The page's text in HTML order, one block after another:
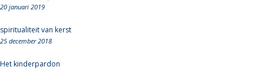
20 januari 2019
spiritualiteit van kerst
25 december 2018
Het kinderpardon